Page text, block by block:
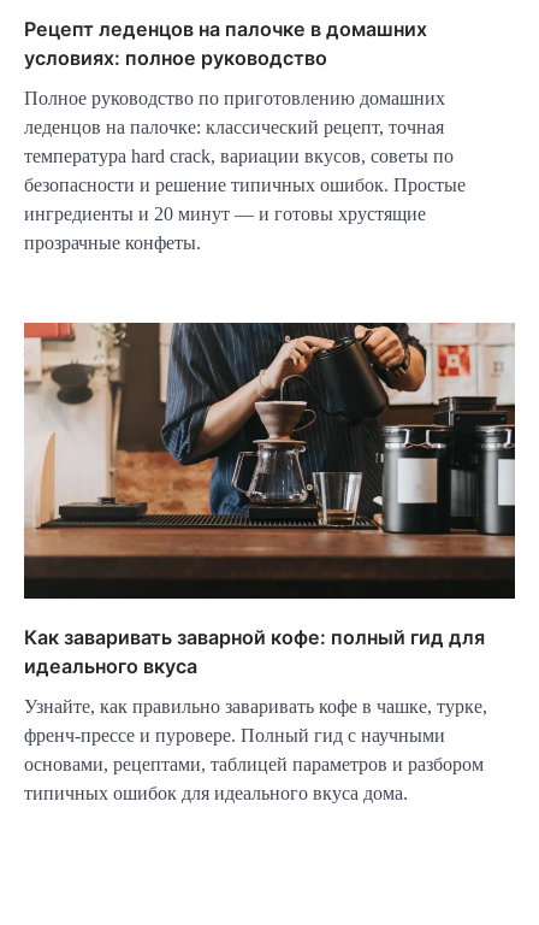
Рецепт леденцов на палочке в домашних
условиях: полное руководство
Полное руководство по приготовлению домашних
леденцов на палочке: классический рецепт, точная
температура hard crack, вариации вкусов, советы по
безопасности и решение типичных ошибок. Простые
ингредиенты и 20 минут — и готовы хрустящие
прозрачные конфеты.
Как заваривать заварной кофе: полный гид для
идеального вкуса
Узнайте, как правильно заваривать кофе в чашке, турке,
френч-прессе и пуровере. Полный гид с научными
основами, рецептами, таблицей параметров и разбором
типичных ошибок для идеального вкуса дома.